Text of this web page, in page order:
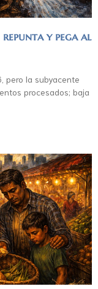
y pega al
pero la subyacente
procesados; baja